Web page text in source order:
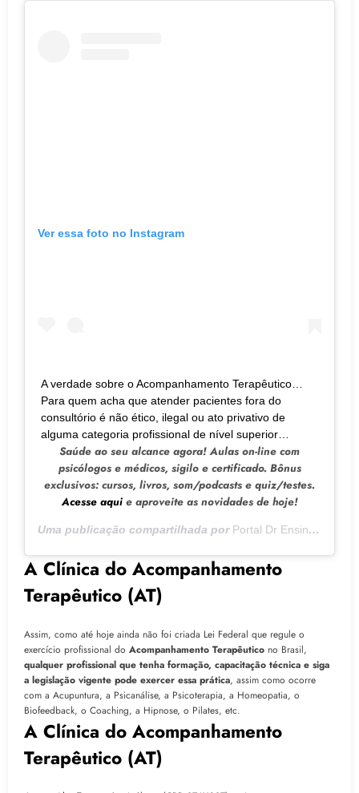
Ver essa foto no Instagram
A verdade sobre o Acompanhamento Terapêutico…
Para quem acha que atender pacientes fora do
consultório é não ético, ilegal ou ato privativo de
alguma categoria profissional de nível superior…
Saúde ao seu alcance agora! Aulas on-line com
psicólogos e médicos, sigilo e certificado. Bônus
exclusivos: cursos, livros, som/podcasts e quiz/testes.
Acesse aquie aproveite as novidades de hoje!
Uma publicação compartilhada por Portal Dr Ensino e Saúde
A Clínica do Acompanhamento
Terapêutico (AT)
Assim, como até hoje ainda não foi criada Lei Federal que regule o
exercício profissional do Acompanhamento Terapêutico no Brasil,
qualquer profissional que tenha formação, capacitação técnica e siga
a legislação vigente pode exercer essa prática, assim como ocorre
com a Acupuntura, a Psicanálise, a Psicoterapia, a Homeopatia, o
Biofeedback, o Coaching, a Hipnose, o Pilates, etc.
A Clínica do Acompanhamento
Terapêutico (AT)